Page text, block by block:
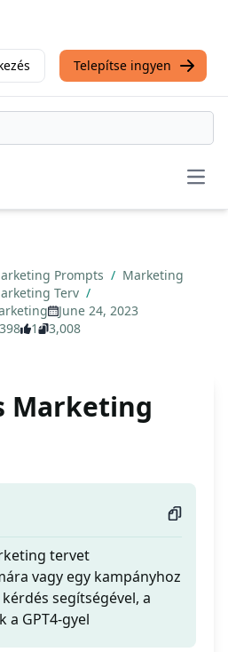
Telepítse ingyen
Prompts / Marketing
Terv /
June 24, 2023
1 3,008
Marketing
tervet
vagy egy kampányhoz
segítségével, a
a GPT4-gyel